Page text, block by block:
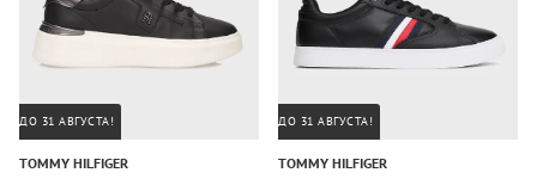
ДО 31 АВГУСТА!
TOMMY HILFIGER
ДО 31 АВГУСТА!
TOMMY HILFIGER